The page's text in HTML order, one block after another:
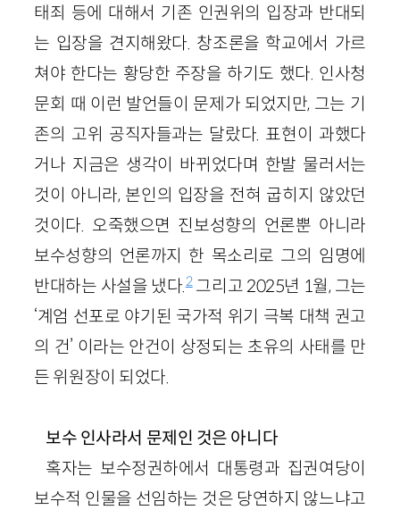
태죄 등에 대해서 기존 인권위의 입장과 반대되
는 입장을 견지해왔다. 창조론을 학교에서 가르
쳐야 한다는 황당한 주장을 하기도 했다. 인사청
문회 때 이런 발언들이 문제가 되었지만, 그는 기
존의 고위 공직자들과는 달랐다. 표현이 과했다
거나 지금은 생각이 바뀌었다며 한발 물러서는
것이 아니라, 본인의 입장을 전혀 굽히지 않았던
것이다. 오죽했으면 진보성향의 언론뿐 아니라
보수성향의 언론까지 한 목소리로 그의 임명에
반대하는 사설을 냈다.2그리고 2025년 1월, 그는
‘계엄 선포로 야기된 국가적 위기 극복 대책 권고
의 건’ 이라는 안건이 상정되는 초유의 사태를 만
든 위원장이 되었다.
보수 인사라서 문제인 것은 아니다
혹자는 보수정권하에서 대통령과 집권여당이
보수적 인물을 선임하는 것은 당연하지 않느냐고